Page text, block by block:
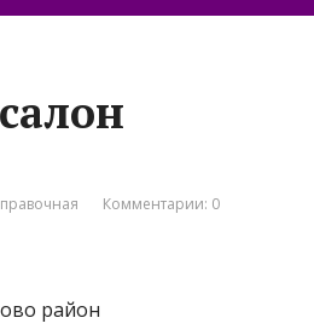
Комментарии: 0
район